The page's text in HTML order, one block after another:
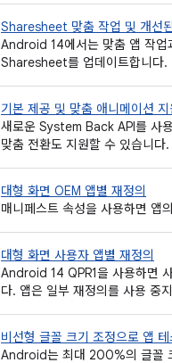
Sharesheet 맞춤 작업 및 개선
Android 14에서는 맞춤 앱 작업
Sharesheet를 업데이트합니다.
기본 제공 및 맞춤 애니메이션 지
새로운 System Back API를 사
맞춤 전환도 지원할 수 있습니다.
대형 화면 OEM 앱별 재정의
매니페스트 속성을 사용하면 앱
대형 화면 사용자 앱별 재정의
Android 14 QPR1을 사용하면
다. 앱은 일부 재정의를 사용 중
비선형 글꼴 크기 조정으로 앱
Android는 최대 200%의 글꼴